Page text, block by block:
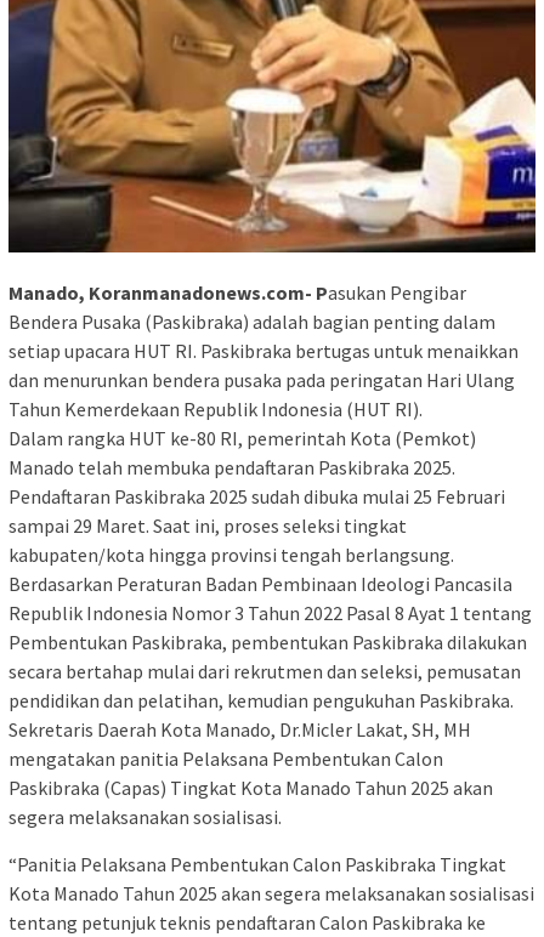
Manado, Koranmanadonews.com- Pasukan Pengibar
Bendera Pusaka (Paskibraka) adalah bagian penting dalam
setiap upacara HUT RI. Paskibraka bertugas untuk menaikkan
dan menurunkan bendera pusaka pada peringatan Hari Ulang
Tahun Kemerdekaan Republik Indonesia (HUT RI).
Dalam rangka HUT ke-80 RI, pemerintah Kota (Pemkot)
Manado telah membuka pendaftaran Paskibraka 2025.
Pendaftaran Paskibraka 2025 sudah dibuka mulai 25 Februari
sampai 29 Maret. Saat ini, proses seleksi tingkat
kabupaten/kota hingga provinsi tengah berlangsung.
Berdasarkan Peraturan Badan Pembinaan Ideologi Pancasila
Republik Indonesia Nomor 3 Tahun 2022 Pasal 8 Ayat 1 tentang
Pembentukan Paskibraka, pembentukan Paskibraka dilakukan
secara bertahap mulai dari rekrutmen dan seleksi, pemusatan
pendidikan dan pelatihan, kemudian pengukuhan Paskibraka.
Sekretaris Daerah Kota Manado, Dr.Micler Lakat, SH, MH
mengatakan panitia Pelaksana Pembentukan Calon
Paskibraka (Capas) Tingkat Kota Manado Tahun 2025 akan
segera melaksanakan sosialisasi.
“Panitia Pelaksana Pembentukan Calon Paskibraka Tingkat
Kota Manado Tahun 2025 akan segera melaksanakan sosialisasi
tentang petunjuk teknis pendaftaran Calon Paskibraka ke